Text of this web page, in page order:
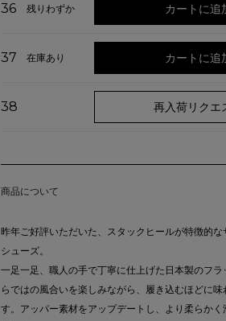
36 残りわずか カートに追
37 在庫あり カートに追
38 再入荷リクエ
商品について
昨年ご好評いただいた、スタックヒールが特徴的な
シューズ。
一足一足、職人の手で丁寧に仕上げた日本製のフ
らではの風合いを楽しみながら、履き込むほどに味
す。アッパー素材をアップデートし、より柔らかく